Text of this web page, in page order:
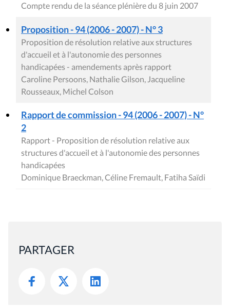
Compte rendu de la séance plénière du 8 juin 2007
Proposition - 94 (2006 - 2007) - N° 3
Proposition de résolution relative aux structures
d'accueil et à l'autonomie des personnes
handicapées - amendements après rapport
Caroline Persoons, Nathalie Gilson, Jacqueline
Rousseaux, Michel Colson
Rapport de commission - 94 (2006 - 2007) - N°
2
Rapport - Proposition de résolution relative aux
structures d'accueil et à l'autonomie des personnes
handicapées
Dominique Braeckman, Céline Fremault, Fatiha Saïdi
PARTAGER